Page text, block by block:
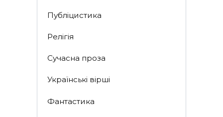
Публіцистика
Релігія
Сучасна проза
Українські вірші
Фантастика